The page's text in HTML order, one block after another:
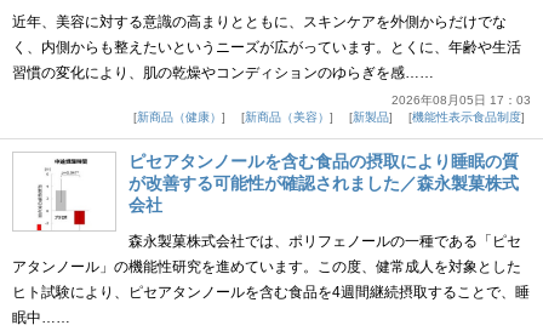
近年、美容に対する意識の高まりとともに、スキンケアを外側からだけでな
く、内側からも整えたいというニーズが広がっています。とくに、年齢や生活
習慣の変化により、肌の乾燥やコンディションのゆらぎを感……
2026年08月05日 17：03
新商品（健康）
新商品（美容） 新製品 機能性表示食品制度
ピセアタンノールを含む食品の摂取により睡眠の質
が改善する可能性が確認されました／森永製菓株式
会社
森永製菓株式会社では、ポリフェノールの一種である「ピセ
アタンノール」の機能性研究を進めています。この度、健常成人を対象とした
ヒト試験により、ピセアタンノールを含む食品を4週間継続摂取することで、睡
眠中……